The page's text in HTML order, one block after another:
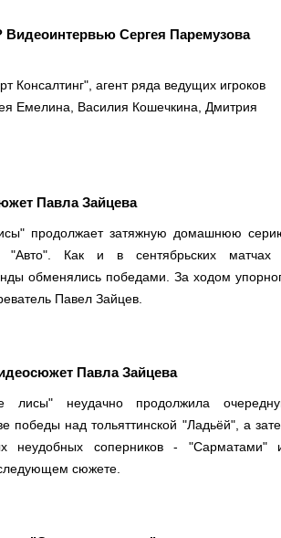
Сергея Паремузова
Консалтинг", агент ряда ведущих игроков
Емелина, Василия Кошечкина, Дмитрия
Павла Зайцева
продолжает затяжную домашнюю
"Авто". Как и в сентябрьских матчах
обменялись победами. За ходом
Павел Зайцев.
Павла Зайцева
лисы" неудачно продолжила
над тольяттинской "Ладьёй", а
неудобных соперников - "Сарматами"
сюжете.